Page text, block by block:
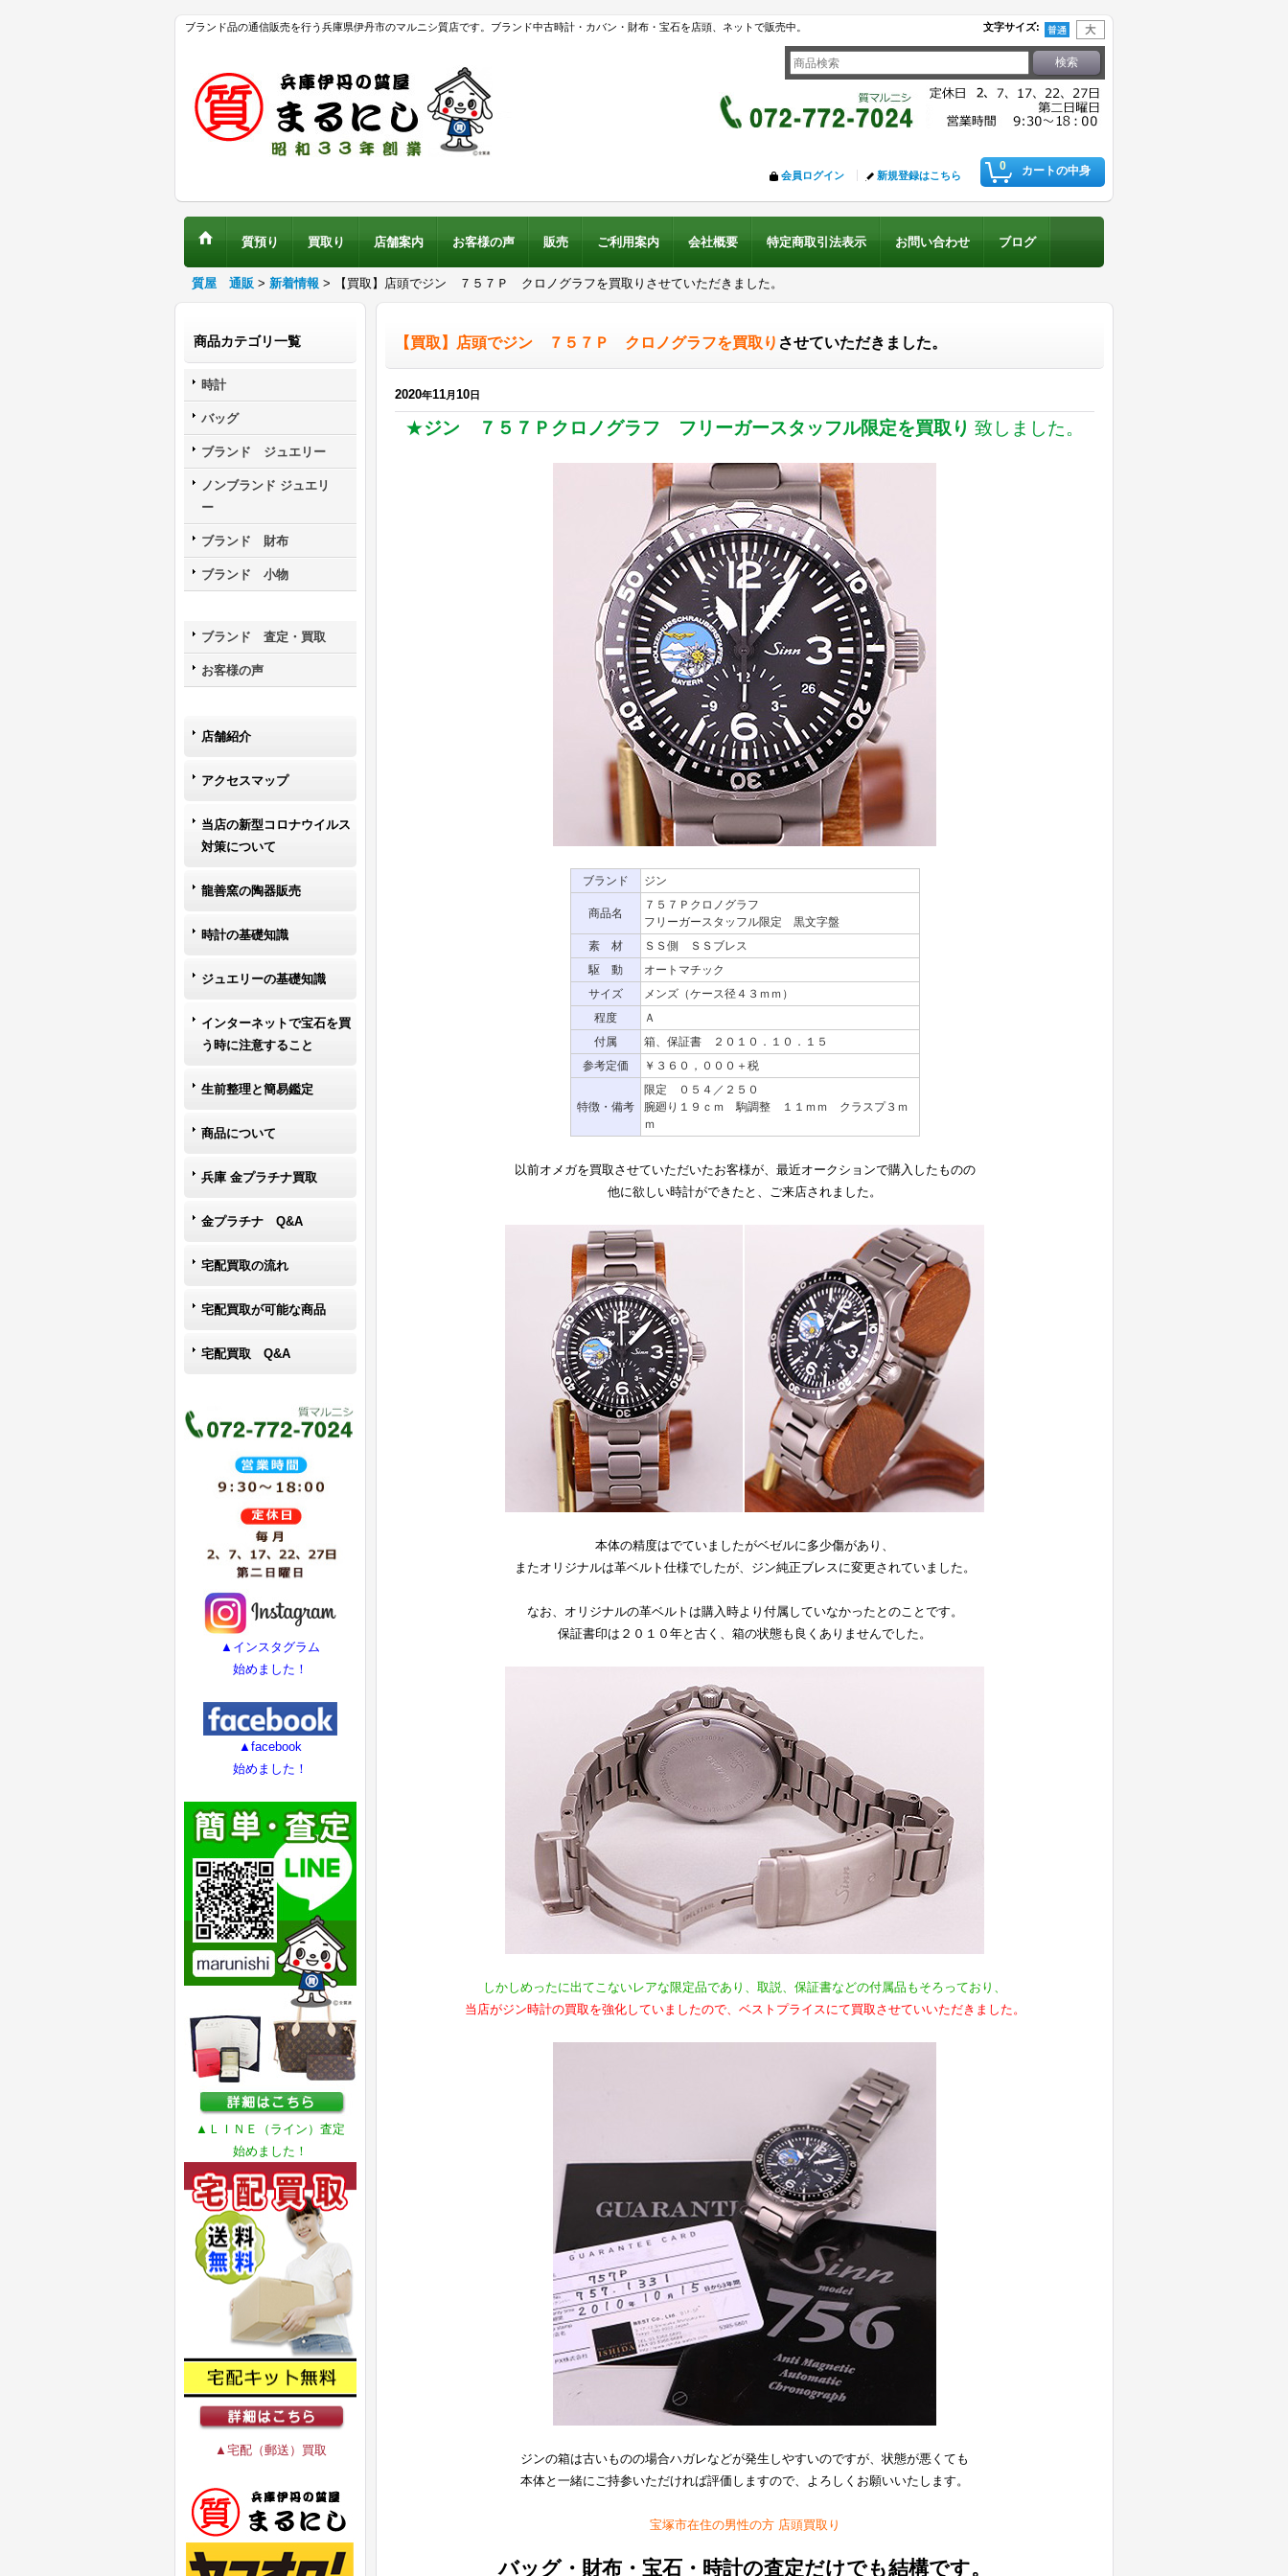
ブランド品の通信販売を行う兵庫県伊丹市のマルニシ質店です。ブランド中古時計・カバン・財布・宝石を店頭、ネットで販売中。 文字サイズ:
0 カートの中身
会員ログイン 新規登録はこちら
質預り 買取り 店舗案内 お客様の声 販売 ご利用案内 会社概要 特定商取引法表示 お問い合わせ ブログ
質屋 通販 > 新着情報 > 【買取】店頭でジン ７５７Ｐ クロノグラフを買取りさせていただきました。
商品カテゴリ一覧
時計
バッグ
ブランド ジュエリー
ノンブランド ジュエリ
ー
ブランド 財布
ブランド 小物
ブランド 査定・買取
お客様の声
店舗紹介
アクセスマップ
当店の新型コロナウイルス
対策について
龍善窯の陶器販売
時計の基礎知識
ジュエリーの基礎知識
インターネットで宝石を買
う時に注意すること
生前整理と簡易鑑定
商品について
兵庫 金プラチナ買取
金プラチナ Q&A
宅配買取の流れ
宅配買取が可能な商品
宅配買取 Q&A
▲インスタグラム
始めました！
▲facebook
始めました！
▲ＬＩＮＥ（ライン）査定
始めました！
▲宅配（郵送）買取
【買取】店頭でジン ７５７Ｐ クロノグラフを買取り させていただきました。
2020年11月10日
★ジン ７５７Ｐクロノグラフ フリーガースタッフル限定を買取り 致しました。
ブランド ジン
商品名
７５７Ｐクロノグラフ
フリーガースタッフル限定 黒文字盤
素 材
ＳＳ側 ＳＳブレス
駆 動
オートマチック
サイズ
メンズ（ケース径４３ｍｍ）
程度
Ａ
付属
箱、保証書 ２０１０．１０．１５
参考定価
￥３６０，０００＋税
特徴・備考
限定 ０５４／２５０
腕廻り１９ｃｍ 駒調整 １１ｍｍ クラスプ３ｍ
ｍ
以前オメガを買取させていただいたお客様が、最近オークションで購入したものの
他に欲しい時計ができたと、ご来店されました。
本体の精度はでていましたがベゼルに多少傷があり、
またオリジナルは革ベルト仕様でしたが、ジン純正ブレスに変更されていました。
なお、オリジナルの革ベルトは購入時より付属していなかったとのことです。
保証書印は２０１０年と古く、箱の状態も良くありませんでした。
しかしめったに出てこないレアな限定品であり、取説、保証書などの付属品もそろっており、
当店がジン時計の買取を強化していましたので、ベストプライスにて買取させていいただきました。
ジンの箱は古いものの場合ハガレなどが発生しやすいのですが、状態が悪くても
本体と一緒にご持参いただければ評価しますので、よろしくお願いいたします。
宝塚市在住の男性の方 店頭買取り
バッグ・財布・宝石・時計の査定だけでも結構です。